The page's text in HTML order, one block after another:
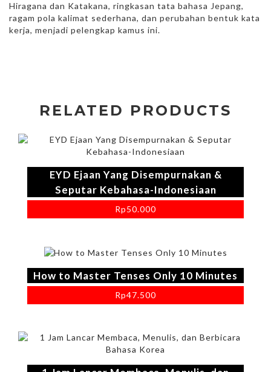
Hiragana dan Katakana, ringkasan tata bahasa Jepang,
ragam pola kalimat sederhana, dan perubahan bentuk kata
kerja, menjadi pelengkap kamus ini.
RELATED PRODUCTS
EYD Ejaan Yang Disempurnakan &
Seputar Kebahasa-Indonesiaan
Rp50.000
How to Master Tenses Only 10 Minutes
Rp47.500